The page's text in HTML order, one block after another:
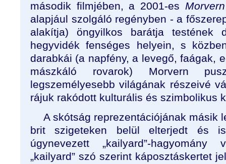
második filmjében, a 2001-es
alapjául szolgáló regényben - a
alakítja) öngyilkos barátja
hegyvidék fenséges helyein, s
darabkái (a napfény, a levegő, faágak,
mászkáló rovarok) Morvern
legszemélyesebb világának részeivé
rájuk rakódott kulturális és szimbolikus
A skótság reprezentációjának másik
brit szigeteken belül elterjedt és
úgynevezett „kailyard”-hagyomány
„kailyard” szó szerint káposztáskertet